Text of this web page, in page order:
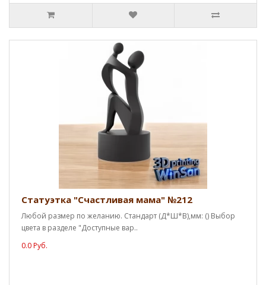
Статуэтка "Счастливая мама" №212
Любой размер по желанию. Стандарт (Д*Ш*В),мм: () Выбор
цвета в разделе "Доступные вар..
0.0 Руб.